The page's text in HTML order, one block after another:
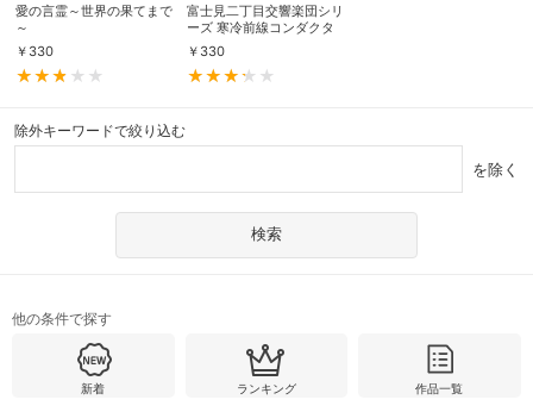
愛の言霊～世界の果てまで
～
￥ 330
富士見二丁目交響楽団シリ
ーズ 寒冷前線コンダクタ
ー
￥ 330
除外キーワードで絞り込む
を除く
他の条件で探す
新着 ランキング 作品一覧